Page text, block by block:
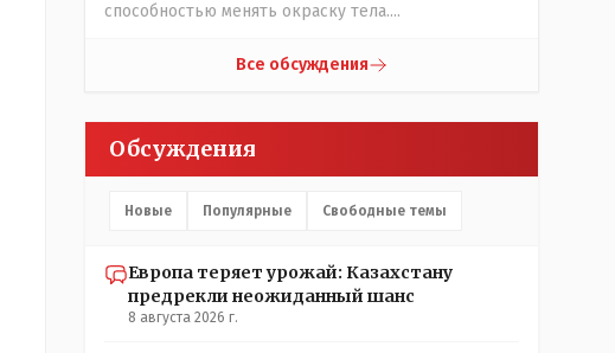
способностью менять окраску тела....
Все обсуждения
Обсуждения
Новые Популярные Свободные темы
Европа теряет урожай: Казахстану
предрекли неожиданный шанс
8 августа 2026 г.